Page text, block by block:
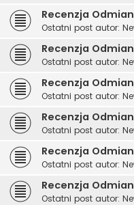
Recenzja
Ostatni post autor:
Recenzja
Ostatni post autor:
Recenzja
Ostatni post autor:
Recenzja
Ostatni post autor:
Recenzja
Ostatni post autor:
Recenzja
Ostatni post autor: